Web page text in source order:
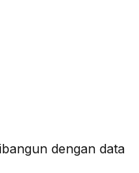
dengan data